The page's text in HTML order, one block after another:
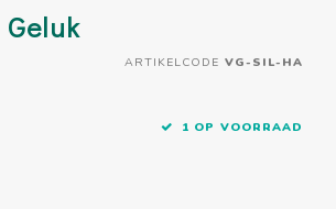
ARTIKELCODE VG-SIL-HA
1 OP VOORRAAD